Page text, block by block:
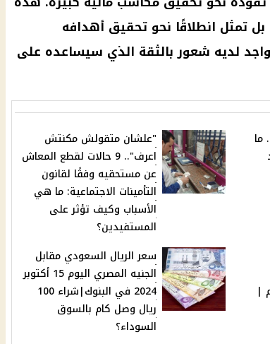
تمثل انطلاقًا نحو تحقيق أهدافه
لديه شعور بالثقة الذي سيساعده على
ما
"علشان متقولش مكنتش
اعرف".. 9 حالات لقطع المعاش
عن مستحقيه وفقًا لقانون
التأمينات الاجتماعية: ما هي
الأسباب وكيف تؤثر على
المستفيدين؟
3 أيام |
سعر الريال السعودي مقابل
الجنيه المصري اليوم 15 أكتوبر
2024 في البنوك|شراء 100
ريال وصل كام بالسوق
السوداء؟